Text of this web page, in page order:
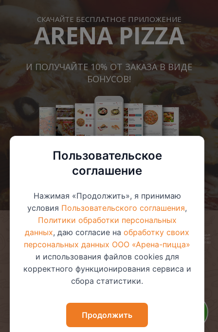
СКАЧАЙТЕ БЕСПЛАТНОЕ ПРИЛОЖЕНИЕ
ARENA PIZZA
И ПОЛУЧАЙТЕ 10% ОТ ЗАКАЗА В ВИДЕ
БОНУСОВ!
© 2025 ООО «Арена-пицца»
УНП 391272611
Магазин зарегистрирован в торговом реестре 08.05.2017 №381622
Политика видеонаблюдения
Политика в отношении
обработки файлов cookie
Пользовательское
соглашение
Нажимая «Продолжить», я принимаю
условия Пользовательского соглашения,
Политики обработки персональных
данных, даю согласие на обработку своих
персональных данных ООО «Арена-пицца»
и использования файлов cookies для
корректного функционирования сервиса и
сбора статистики.
Продолжить